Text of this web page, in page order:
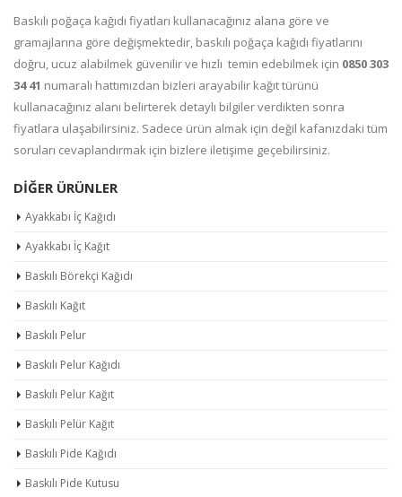
Baskılı poğaça kağıdı fiyatları kullanacağınız alana göre ve
gramajlarına göre değişmektedir, baskılı poğaça kağıdı fiyatlarını
doğru, ucuz alabilmek güvenilir ve hızlı temin edebilmek için 0850 303
34 41 numaralı hattımızdan bizleri arayabilir kağıt türünü
kullanacağınız alanı belirterek detaylı bilgiler verdikten sonra
fiyatlara ulaşabilirsiniz. Sadece ürün almak için değil kafanızdaki tüm
soruları cevaplandırmak için bizlere iletişime geçebilirsiniz.
DIĞER ÜRÜNLER
Ayakkabı İç Kağıdı
Ayakkabı İç Kağıt
Baskılı Börekçi Kağıdı
Baskılı Kağıt
Baskılı Pelur
Baskılı Pelur Kağıdı
Baskılı Pelur Kağıt
Baskılı Pelür Kağıt
Baskılı Pide Kağıdı
Baskılı Pide Kutusu